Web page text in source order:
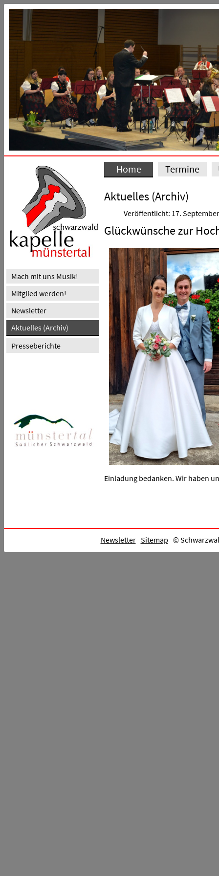
Mach mit uns Musik!
Mitglied werden!
Newsletter
Aktuelles (Archiv)
Presseberichte
Home Termine
Aktuelles (Archiv)
Veröffentlicht: 17.
Glückwünsche zur
Einladung bedanken. Wir haben
Newsletter Sitemap ©